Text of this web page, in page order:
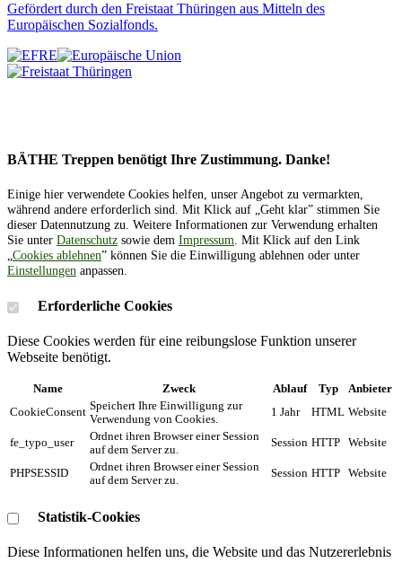
Gefördert durch den Freistaat Thüringen aus Mitteln des
Europäischen Sozialfonds.
BÄTHE Treppen benötigt Ihre Zustimmung. Danke!
Einige hier verwendete Cookies helfen, unser Angebot zu vermarkten,
während andere erforderlich sind. Mit Klick auf „Geht klar” stimmen Sie
dieser Datennutzung zu. Weitere Informationen zur Verwendung erhalten
Sie unter Datenschutz sowie dem Impressum. Mit Klick auf den Link
„Cookies ablehnen” können Sie die Einwilligung ablehnen oder unter
Einstellungen anpassen.
Erforderliche Cookies
Diese Cookies werden für eine reibungslose Funktion unserer
Webseite benötigt.
Name Zweck Ablauf Typ
Anbieter
CookieConsent Speichert Ihre Einwilligung zur
Verwendung von Cookies.
1 Jahr HTML Website
fe_typo_user
Ordnet ihren Browser einer Session
auf dem Server zu.
Session HTTP Website
PHPSESSID
Ordnet ihren Browser einer Session
auf dem Server zu.
Session HTTP Website
Statistik-Cookies
Diese Informationen helfen uns, die Website und das Nutzererlebnis